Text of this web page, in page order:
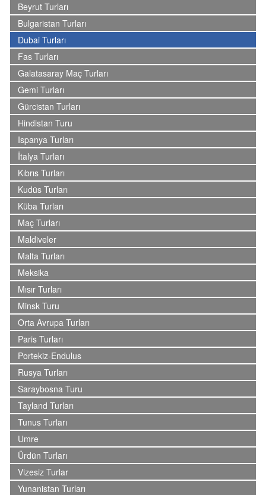
Beyrut Turları
Bulgaristan Turları
Dubai Turları
Fas Turları
Galatasaray Maç Turları
Gemi Turları
Gürcistan Turları
Hindistan Turu
Ispanya Turları
İtalya Turları
Kıbrıs Turları
Kudüs Turları
Küba Turları
Maç Turları
Maldiveler
Malta Turları
Meksika
Mısır Turları
Minsk Turu
Orta Avrupa Turları
Paris Turları
Portekiz-Endulus
Rusya Turları
Saraybosna Turu
Tayland Turları
Tunus Turları
Umre
Ürdün Turları
Vizesiz Turlar
Yunanistan Turları